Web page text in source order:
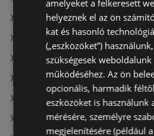
A(z) Müller HU ajánlatai
A(z) ÁRKLUB aktuális akciós
A(z) Penny-Market Kft.
A(z) Metro aktuális akciós
A(z) CBA aktuális akciós
A(z) ALDI aktuális akciós
amelyeket a felkeresett
helyeznek el az ön
kat és hasonló
(„eszközöket”)
szükségesek
működéséhez. Az ön
opcionális, harmadik
eszközöket is használunk
mérésére, személyre
megjelenítésére (például